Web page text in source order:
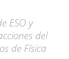
ESO y
del
de Física